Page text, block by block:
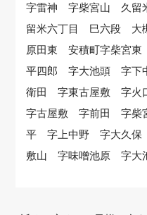
字雷神 字柴宮山 久留
留米六丁目 巳六段
原田東 安積町字柴宮
平四郎 字大池頭 字下
衛田 字東古屋敷 字
字古屋敷 字前田 字
平 字上中野 字大久
敷山 字味噌池原 字